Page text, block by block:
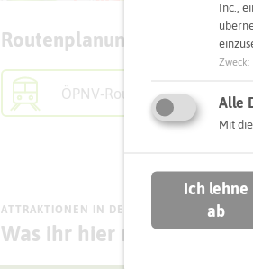
Routenplanung zum Ziel:
ÖPNV-Route finden
ATTRAKTIONEN IN DER UMGEBUNG
Was ihr hier noch erleben
Inc.,
Zweck:
Alle
Mit
Ich lehne
ab